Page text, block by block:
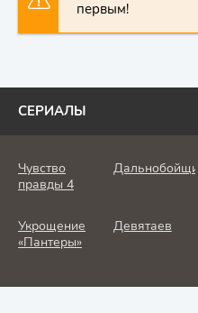
первым!
СЕРИАЛЫ
Чувство
правды 4
Дальнобойщик
Укрощение
«Пантеры»
Девятаев